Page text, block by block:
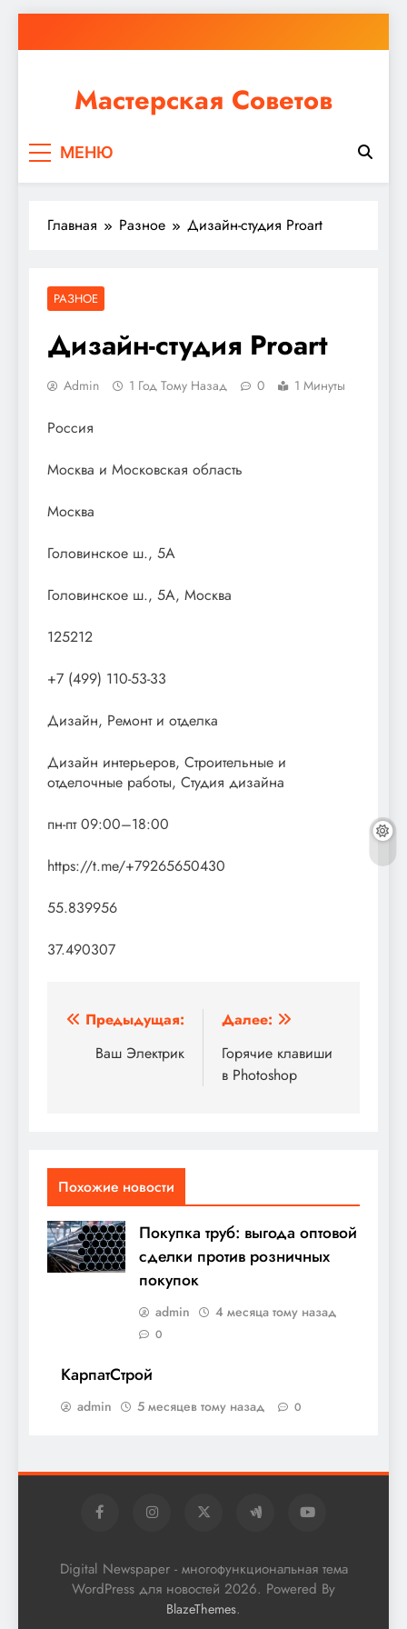
к
Мастерская Советов
ремонт или крупное строительство, в Мастерской
МЕНЮ
Главная Разное Дизайн-студия Proart
РАЗНОЕ
Дизайн-студия Proart
Admin 1 Год Тому Назад 0 1 Минуты
Россия
Москва и Московская область
Москва
Головинское ш., 5А
Головинское ш., 5А, Москва
125212
+7 (499) 110-53-33
Дизайн, Ремонт и отделка
Дизайн интерьеров, Строительные и
отделочные работы, Студия дизайна
пн-пт 09:00–18:00
https://t.me/+79265650430
55.839956
37.490307
Навигация
Предыдущая:
Ваш Электрик
Далее:
Горячие клавиши
в Photoshop
Похожие новости
Покупка труб: выгода оптовой
сделки против розничных
покупок
admin 4 месяца тому назад
0
КарпатСтрой
admin 5 месяцев тому назад 0
Digital Newspaper - многофункциональная тема
WordPress для новостей 2026. Powered By
BlazeThemes.